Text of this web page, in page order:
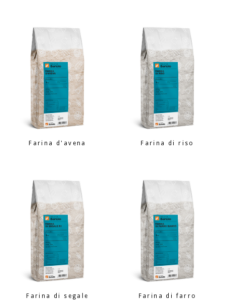
Farina d'avena Farina di riso
Farina di segale Farina di farro